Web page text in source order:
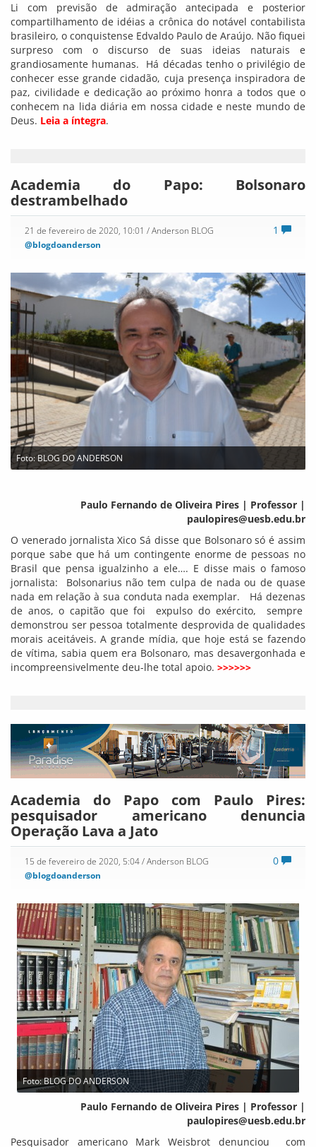
Li com previsão de admiração antecipada e posterior
compartilhamento de idéias a crônica do notável contabilista
brasileiro, o conquistense Edvaldo Paulo de Araújo. Não fiquei
surpreso com o discurso de suas ideias naturais e
grandiosamente humanas. Há décadas tenho o privilégio de
conhecer esse grande cidadão, cuja presença inspiradora de
paz, civilidade e dedicação ao próximo honra a todos que o
conhecem na lida diária em nossa cidade e neste mundo de
Deus. Leia a íntegra.
Academia do Papo: Bolsonaro
destrambelhado
1
21 de fevereiro de 2020, 10:01 / Anderson BLOG
@blogdoanderson
Foto: BLOG DO ANDERSON
Paulo Fernando de Oliveira Pires | Professor |
paulopires@uesb.edu.br
O venerado jornalista Xico Sá disse que Bolsonaro só é assim
porque sabe que há um contingente enorme de pessoas no
Brasil que pensa igualzinho a ele…. E disse mais o famoso
jornalista: Bolsonarius não tem culpa de nada ou de quase
nada em relação à sua conduta nada exemplar. Há dezenas
de anos, o capitão que foi expulso do exército, sempre
demonstrou ser pessoa totalmente desprovida de qualidades
morais aceitáveis. A grande mídia, que hoje está se fazendo
de vítima, sabia quem era Bolsonaro, mas desavergonhada e
incompreensivelmente deu-lhe total apoio. >>>>>>
Academia do Papo com Paulo Pires:
pesquisador americano denuncia
Operação Lava a Jato
0
15 de fevereiro de 2020, 5:04/ Anderson BLOG
@blogdoanderson
Foto: BLOG DO ANDERSON
Paulo Fernando de Oliveira Pires | Professor |
paulopires@uesb.edu.br
Pesquisador americano Mark Weisbrot denunciou com